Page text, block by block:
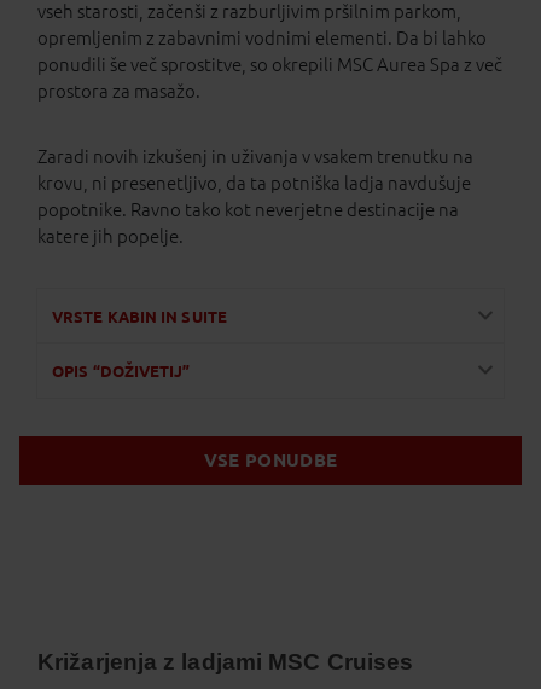
vseh starosti, začenši z razburljivim pršilnim parkom,
opremljenim z zabavnimi vodnimi elementi. Da bi lahko
ponudili še več sprostitve, so okrepili MSC Aurea Spa z več
prostora za masažo.
Zaradi novih izkušenj in uživanja v vsakem trenutku na
krovu, ni presenetljivo, da ta potniška ladja navdušuje
popotnike. Ravno tako kot neverjetne destinacije na
katere jih popelje.
VRSTE KABIN IN SUITE
OPIS “DOŽIVETIJ”
VSE PONUDBE
Križarjenja z ladjami MSC Cruises